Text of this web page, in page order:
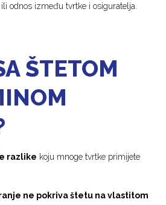
odnos između tvrtke i osiguratelja.
ŠTETOM
razlike koju mnoge tvrtke primijete
ne pokriva štetu na vlastitom